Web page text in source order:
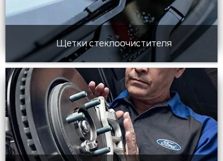
Щетки стеклоочистителя